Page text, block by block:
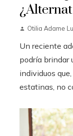
Otilia Adame
Un reciente
podría brindar
individuos
estatinas, no